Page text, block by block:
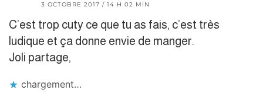
3 OCTOBRE 2017 / 14 H 02 MIN
C’est trop cuty ce que tu as fais, c’est très
ludique et ça donne envie de manger.
Joli partage,
chargement…